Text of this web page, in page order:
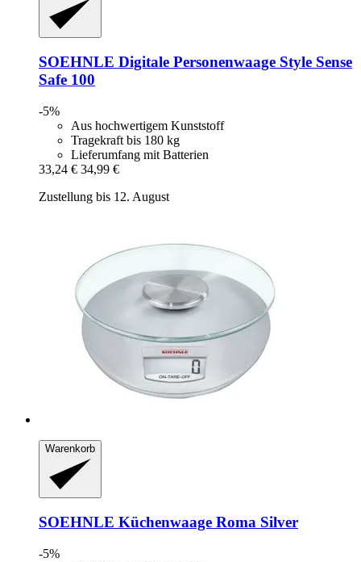
SOEHNLE Digitale Personenwaage Style Sense
Safe 100
-5%
Aus hochwertigem Kunststoff
Tragekraft bis 180 kg
Lieferumfang mit Batterien
33,24 € 34,99 €
Zustellung bis 12. August
Warenkorb
SOEHNLE Küchenwaage Roma Silver
-5%